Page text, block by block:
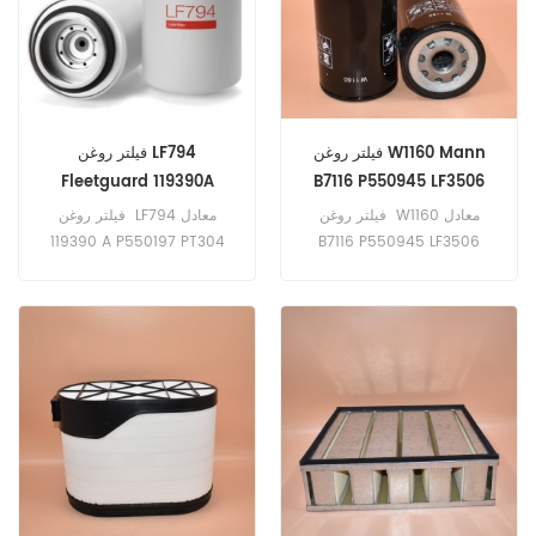
به تقریبا 20 دقیقه بدون نیاز به
ابزار خاصی کاهش می دهند.
فیلتر روغن LF794
Fleetguard 119390A
P550197 PT304
100125ASA
فیلتر روغن LF794 معادل
119390A P550197 PT304
فیلتر روغن W1160 Mann
B7116 P550945 LF3506
51.05501-7165
فیلتر روغن W1160 معادل
B7116 P550945 LF3506